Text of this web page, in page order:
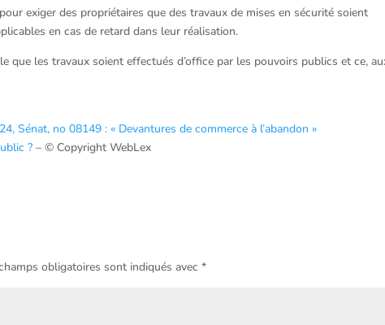
exiger des propriétaires que des travaux de mises en sécurité soient
en cas de retard dans leur réalisation.
que les travaux soient effectués d’office par les pouvoirs publics et ce,
Sénat, no 08149 : « Devantures de commerce à l’abandon »
? – © Copyright WebLex
obligatoires sont indiqués avec*